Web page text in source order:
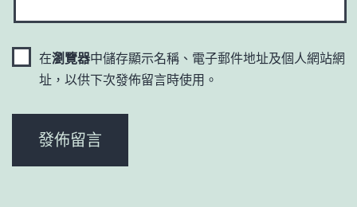
在瀏覽器中儲存顯示名稱、電子郵件地址及個人網站網
址，以供下次發佈留言時使用。